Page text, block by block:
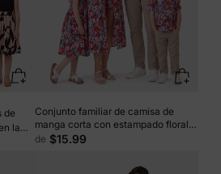
de
la
Conjunto familiar de camisa de
manga corta con estampado floral o
vestido fruncido con hombros
de $15.99